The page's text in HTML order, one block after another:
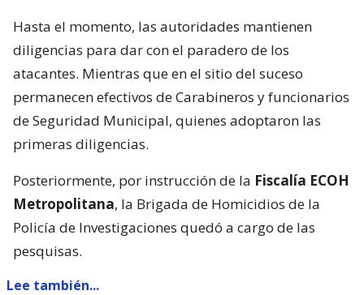
Hasta el momento, las autoridades mantienen
diligencias para dar con el paradero de los
atacantes. Mientras que en el sitio del suceso
permanecen efectivos de Carabineros y funcionarios
de Seguridad Municipal, quienes adoptaron las
primeras diligencias.
Posteriormente, por instrucción de la Fiscalía ECOH
Metropolitana, la Brigada de Homicidios de la
Policía de Investigaciones quedó a cargo de las
pesquisas.
Lee también...